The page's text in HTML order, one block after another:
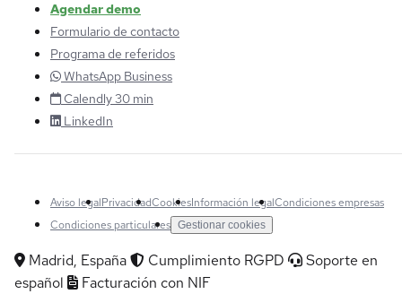
Agendar demo
Formulario de contacto
Programa de referidos
WhatsApp Business
Calendly 30 min
LinkedIn
Aviso legalPrivacidadCookiesInformación legalCondiciones empresas
Condiciones particulares Gestionar cookies
Madrid, España Cumplimiento RGPD
Soporte en
español
Facturación con NIF